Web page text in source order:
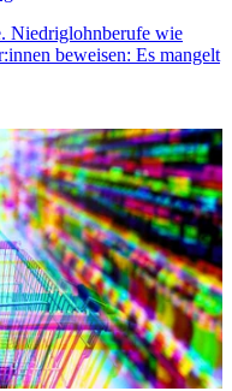
Niedriglohnberufe wie
beweisen: Es mangelt